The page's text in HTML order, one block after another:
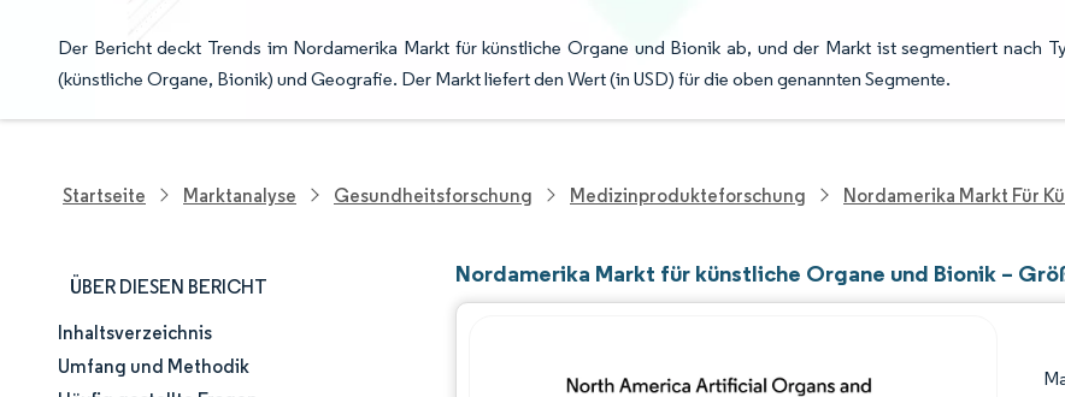
Der Bericht deckt Trends im Nordamerika Markt für künstliche Organe und Bionik ab, und der Markt ist segmentiert nach
(künstliche Organe, Bionik) und Geografie. Der Markt liefert den Wert (in USD) für die oben genannten Segmente.
Startseite Marktanalyse Gesundheitsforschung Medizinprodukteforschung Nordamerika Markt Für
ÜBER DIESEN BERICHT
Marktgröße und -anteil
Inhaltsverzeichnis
Umfang und Methodik
Nordamerika Markt für künstliche Organe und Bionik –